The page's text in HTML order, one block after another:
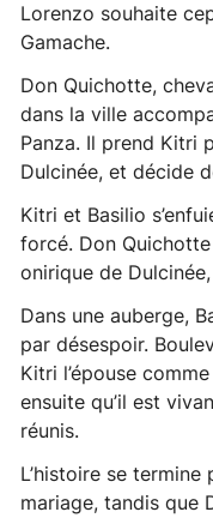
Lorenzo souhaite
Gamache.
Don Quichotte,
dans la ville
Panza. Il prend Kitri
Dulcinée, et décide
Kitri et Basilio
forcé. Don
onirique de
Dans une auberge,
par désespoir.
Kitri l’épouse
ensuite qu’il est
réunis.
L’histoire se
mariage, tandis que